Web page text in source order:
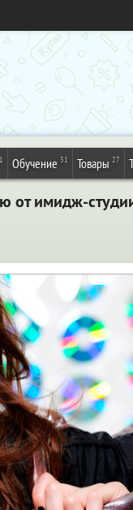
1 Обучение 31 Товары 27
от имидж-